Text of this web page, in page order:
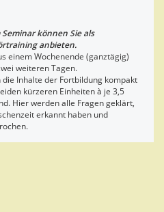
können Sie als
anbieten.
einem Wochenende (ganztägig)
weiteren Tagen.
Inhalte der Fortbildung kompakt
kürzeren Einheiten à je 3,5
Hier werden alle Fragen geklärt,
erkannt haben und